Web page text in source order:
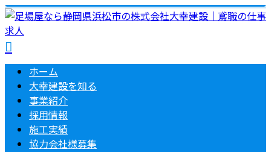
ホーム
大幸建設を知る
事業紹介
採用情報
施工実績
協力会社様募集